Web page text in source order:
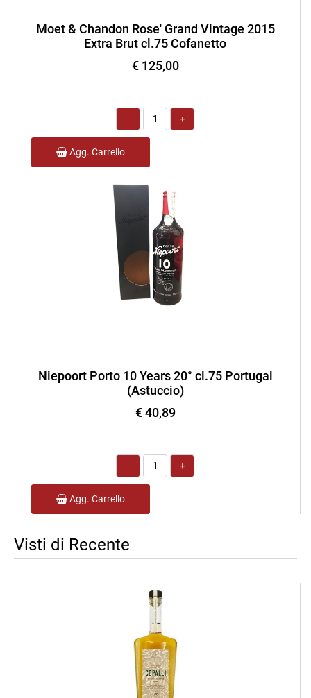
Moet & Chandon Rose' Grand Vintage 2015
Extra Brut cl.75 Cofanetto
€ 125,00
Quantità
Agg. Carrello
Niepoort Porto 10 Years 20° cl.75 Portugal
(Astuccio)
€ 40,89
Quantità
Agg. Carrello
Visti di Recente